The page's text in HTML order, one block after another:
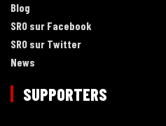
Blog
SRO sur Facebook
SRO sur Twitter
News
SUPPORTERS